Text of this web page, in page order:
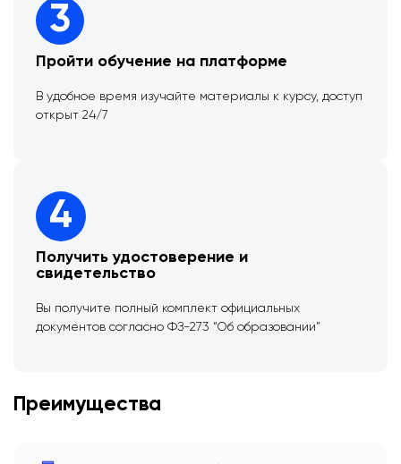
3
Пройти обучение на платформе
В удобное время изучайте материалы к курсу, доступ
открыт 24/7
4
Получить удостоверение и
свидетельство
Вы получите полный комплект официальных
документов согласно ФЗ-273 “Об образовании”
Преимущества